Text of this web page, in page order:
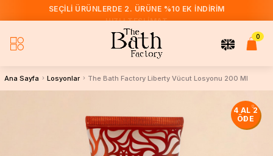
HIZLI TESLIMAT
0
Ana Sayfa Losyonlar The Bath Factory Liberty Vücut Losyonu 200 Ml
4 AL 2
ÖDE